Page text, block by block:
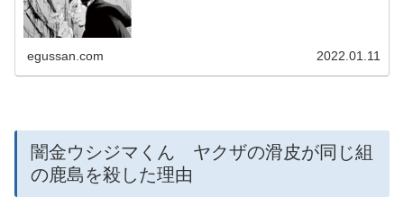
egussan.com 2022.01.11
闇金ウシジマくん ヤクザの滑皮が同じ組
の鹿島を殺した理由